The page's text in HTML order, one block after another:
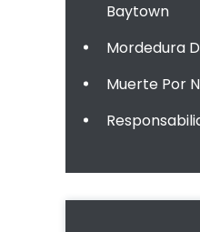
Baytown
Mordedura
Muerte Por